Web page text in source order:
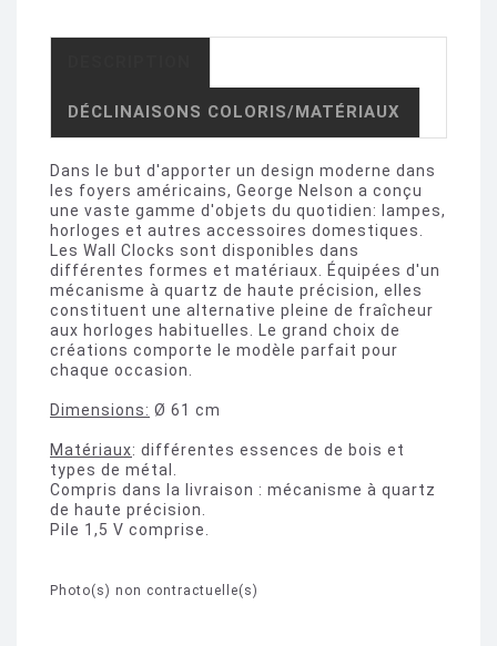
DÉCLINAISONS COLORIS/MATÉRIAUX
Dans le but d'apporter un design moderne dans
les foyers américains, George Nelson a conçu
une vaste gamme d'objets du quotidien: lampes,
horloges et autres accessoires domestiques.
Les Wall Clocks sont disponibles dans
différentes formes et matériaux. Équipées d'un
mécanisme à quartz de haute précision, elles
constituent une alternative pleine de fraîcheur
aux horloges habituelles. Le grand choix de
créations comporte le modèle parfait pour
chaque occasion.
Dimensions: Ø 61 cm
Matériaux: différentes essences de bois et
types de métal.
Compris dans la livraison : mécanisme à quartz
de haute précision.
Pile 1,5 V comprise.
Photo(s) non contractuelle(s)